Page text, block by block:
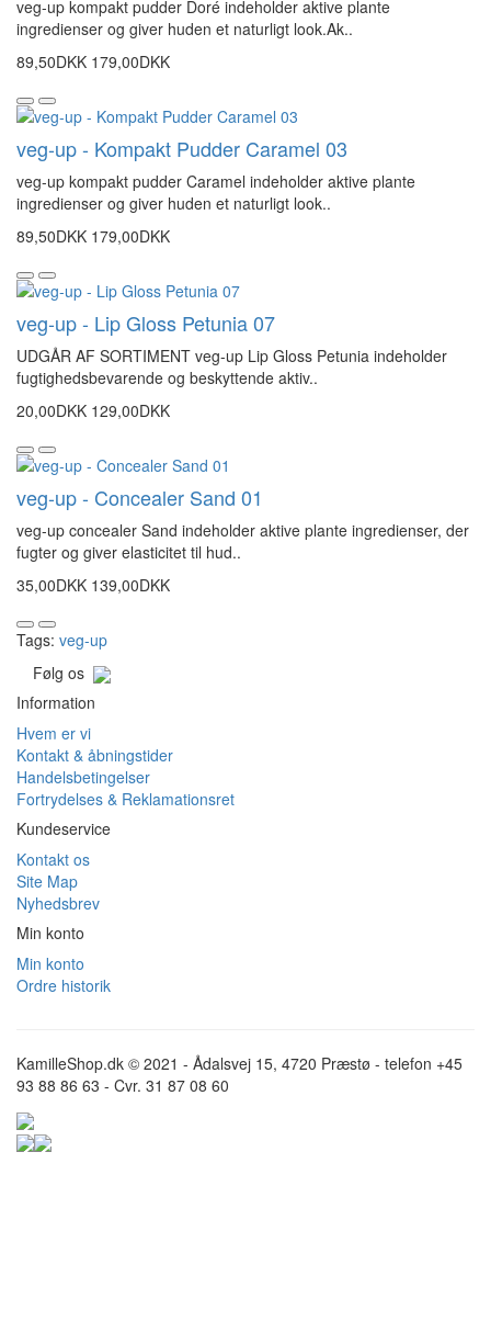
veg-up kompakt pudder Doré indeholder aktive plante
ingredienser og giver huden et naturligt look.Ak..
89,50DKK 179,00DKK
veg-up - Kompakt Pudder Caramel 03
veg-up kompakt pudder Caramel indeholder aktive plante
ingredienser og giver huden et naturligt look..
89,50DKK 179,00DKK
veg-up - Lip Gloss Petunia 07
UDGÅR AF SORTIMENT veg-up Lip Gloss Petunia indeholder
fugtighedsbevarende og beskyttende aktiv..
20,00DKK 129,00DKK
veg-up - Concealer Sand 01
veg-up concealer Sand indeholder aktive plante ingredienser, der
fugter og giver elasticitet til hud..
35,00DKK 139,00DKK
Tags: veg-up
Følg os
Information
Hvem er vi
Kontakt & åbningstider
Handelsbetingelser
Fortrydelses & Reklamationsret
Kundeservice
Kontakt os
Site Map
Nyhedsbrev
Min konto
Min konto
Ordre historik
KamilleShop.dk © 2021 - Ådalsvej 15, 4720 Præstø - telefon +45
93 88 86 63 - Cvr. 31 87 08 60